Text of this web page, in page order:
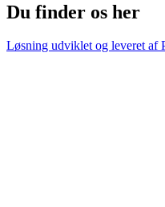
Du finder os her
Løsning udviklet og leveret af